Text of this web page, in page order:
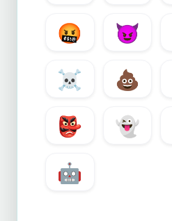
🤬
😈
☠️
💩
👺
👻
🤖